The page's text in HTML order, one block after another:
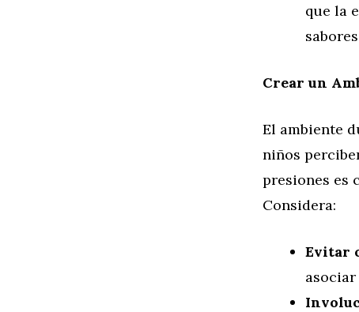
que la
Crear un
El ambiente
niños
presiones es
Considera:
Evitar